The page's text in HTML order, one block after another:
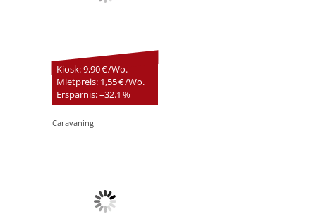
Kiosk: 9,90 € /Wo.
Mietpreis: 1,55 € /Wo.
Ersparnis: –32.1 %
Caravaning